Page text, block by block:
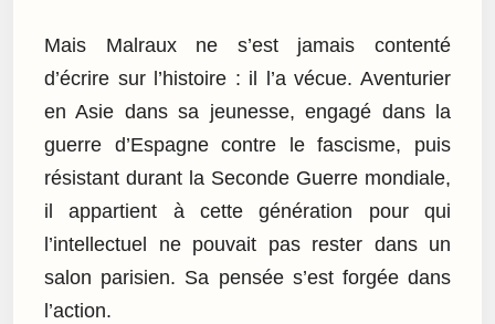
Mais Malraux ne s’est jamais contenté
d’écrire sur l’histoire : il l’a vécue. Aventurier
en Asie dans sa jeunesse, engagé dans la
guerre d’Espagne contre le fascisme, puis
résistant durant la Seconde Guerre mondiale,
il appartient à cette génération pour qui
l’intellectuel ne pouvait pas rester dans un
salon parisien. Sa pensée s’est forgée dans
l’action.